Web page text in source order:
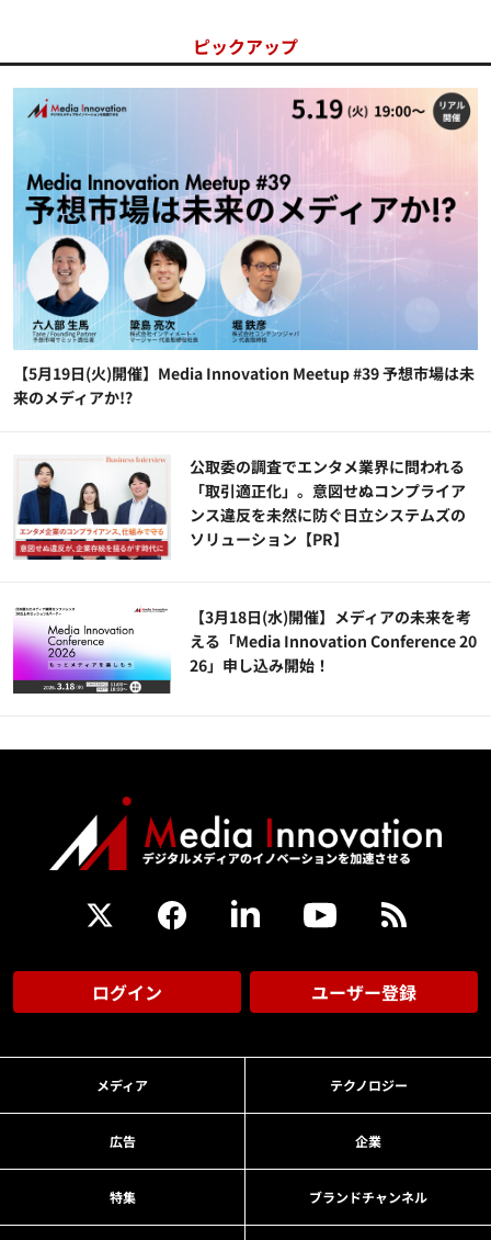
ピックアップ
【5月19日(火)開催】Media Innovation Meetup #39 予想市場は未
来のメディアか!?
公​​取委の調査でエンタメ業界に問われる
「取引適正化」。意図せぬコンプライア
ンス違反を未然に防ぐ日立システムズの
ソリューション​【PR】
【3月18日(水)開催】メディアの未来を考
える「Media Innovation Conference 20
26」申し込み開始！
ログイン ユーザー登録
メディア テクノロジー
広告 企業
特集 ブランドチャンネル